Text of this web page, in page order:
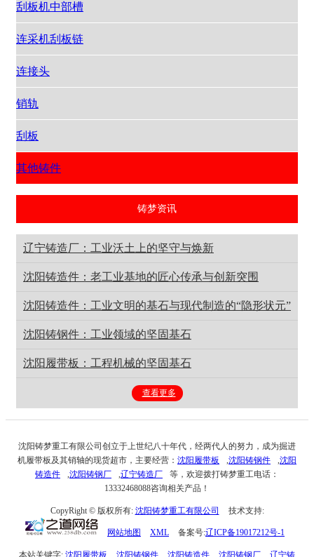
刮板机中部槽
连采机刮板链
连接头
销轨
刮板
其他铸件
铸梦资讯
辽宁铸造厂：工业沃土上的坚守与焕新
沈阳铸造件：老工业基地的匠心传承与创新突围
沈阳铸造件：工业文明的基石与现代制造的“隐形状元”
沈阳铸钢件：工业领域的坚固基石
沈阳履带板：工程机械的坚固基石
查看更多
沈阳铸梦重工有限公司创立于上世纪八十年代，经两代人的努力，成为掘进
机履带板及其销轴的现货超市，主要经营： 沈阳履带板 ,沈阳铸钢件 ,沈阳
铸造件
,沈阳铸钢厂 ,辽宁铸造厂
等，欢迎拨打铸梦重工电话：
13332468088咨询相关产品！
CopyRight © 版权所有: 沈阳铸梦重工有限公司 技术支持:
网站地图 XML 备案号:辽ICP备19017212号-1
本站关键字: 沈阳履带板 沈阳铸钢件 沈阳铸造件 沈阳铸钢厂 辽宁铸